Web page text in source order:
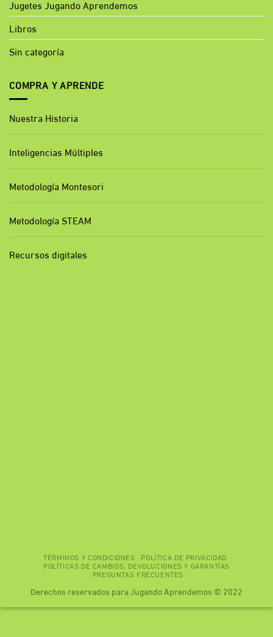
Jugetes Jugando Aprendemos
Libros
Sin categoría
COMPRA Y APRENDE
Nuestra Historia
Inteligencias Múltiples
Metodología Montesori
Metodología STEAM
Recursos digitales
TÉRMINOS Y CONDICIONES POLÍTICA DE PRIVACIDAD
POLÍTICAS DE CAMBIOS, DEVOLUCIONES Y GARANTÍAS
PREGUNTAS FRECUENTES
Derechos reservados para Jugando Aprendemos © 2022